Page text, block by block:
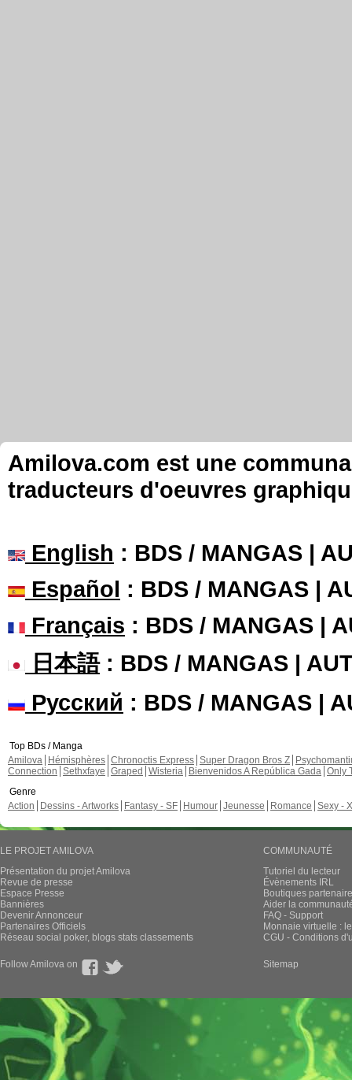
Amilova.com est une
traducteurs d'oeuvres
English : BDS / MANGAS |
Español : BDS / MANGAS |
Français : BDS / MANGAS |
日本語: BDS / MANGAS |
Русский : BDS / MANGAS |
Top BDs / Manga
Amilova
Hémisphères Chronoctis Express Super Dragon Bros Z
Connection Sethxfaye Graped Wisteria Bienvenidos A República Gada Only
Genre
Action
Dessins - Artworks Fantasy - SF Humour Jeunesse Romance Sexy -
LE PROJET AMILOVA
Présentation du projet Amilova
Revue de presse
Espace Presse
Bannières
Devenir Annonceur
Partenaires Officiels
Réseau social poker, blogs stats classements
COMMUNAUTÉ
Tutoriel du lecteur
Évènements IRL
Boutiques
Aider la
FAQ - Support
Monnaie virtuelle :
CGU - Conditions
Follow Amilova on Sitemap